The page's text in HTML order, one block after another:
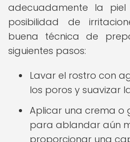
adecuadamente la
posibilidad de
buena técnica de
siguientes pasos:
Lavar el rostro con
los poros y suavizar
Aplicar una crema
para ablandar aún
proporcionar una